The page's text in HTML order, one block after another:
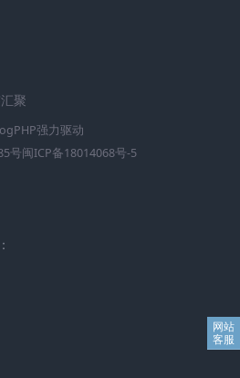
聚
强力驱动
号闽ICP备18014068号-5